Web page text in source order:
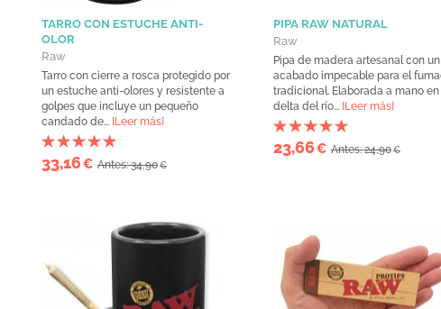
TARRO CON ESTUCHE ANTI-
OLOR
Raw
Tarro con cierre a rosca protegido por
un estuche anti-olores y resistente a
golpes que incluye un pequeño
candado de... [Leer más]
33,16€ Antes: 34,90€
PIPA RAW NATURAL
Raw
Pipa de madera artesanal con un
acabado impecable para el
tradicional. Elaborada a mano en
delta del río... [Leer más]
23,66€ Antes: 24,90€